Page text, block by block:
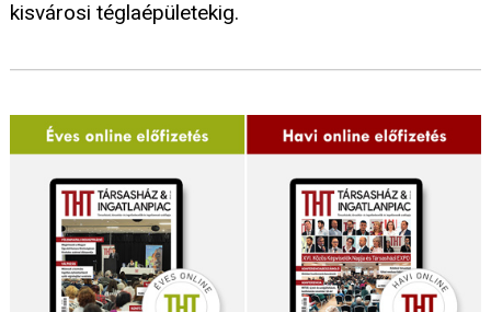
kisvárosi téglaépületekig.